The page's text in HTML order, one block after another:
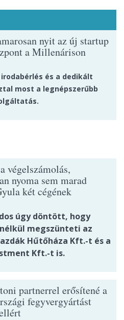
nyit az új startup
a Millenárison
irodabérlés és a dedikált
most a legnépszerűbb
végelszámolás,
nyoma sem marad
két cégének
úgy döntött, hogy
megszünteti az
Hűtőháza Kft.-t és a
Kft.-t is.
partnerrel erősítené a
fegyvergyártást